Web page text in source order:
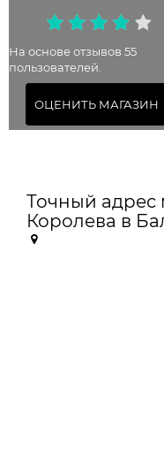
На основе отзывов 55
пользователей.
ОЦЕНИТЬ МАГАЗИН
Точный адрес
Королева в